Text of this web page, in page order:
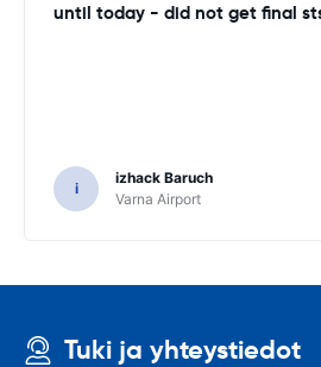
i
izhack Baruch
Varna Airport
Tuki ja yhteystiedot